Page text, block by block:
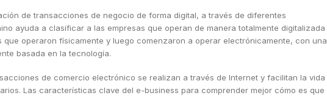
de transacciones de negocio de forma digital, a través de diferentes
ayuda a clasificar a las empresas que operan de manera totalmente digitalizada
que operaron físicamente y luego comenzaron a operar electrónicamente, con una
basada en la tecnología.
de comercio electrónico se realizan a través de Internet y facilitan la vida
Las características clave del e-business para comprender mejor cómo es que